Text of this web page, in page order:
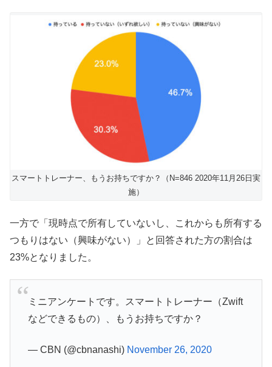
スマートトレーナー、もうお持ちですか？（N=846 2020年11月26日実
施）
一方で「現時点で所有していないし、これからも所有する
つもりはない（興味がない）」と回答された方の割合は
23%となりました。
ミニアンケートです。スマートトレーナー（Zwift
などできるもの）、もうお持ちですか？
— CBN (@cbnanashi) November 26, 2020